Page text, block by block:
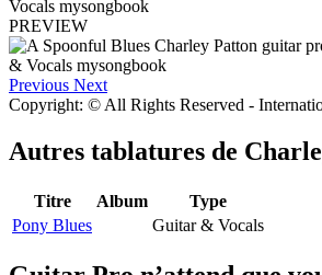
PREVIEW
Previous Next
Copyright: © All Rights Reserved -
Autres tablatures de
Titre Album
Type
Pony Blues
Guitar & Vocals